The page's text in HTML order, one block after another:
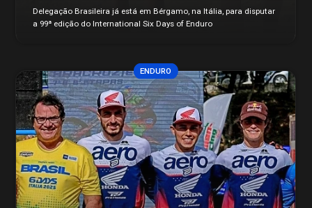
Delegação Brasileira já está em Bérgamo, na Itália, para disputar
a 99ª edição do International Six Days of Enduro
ENDURO